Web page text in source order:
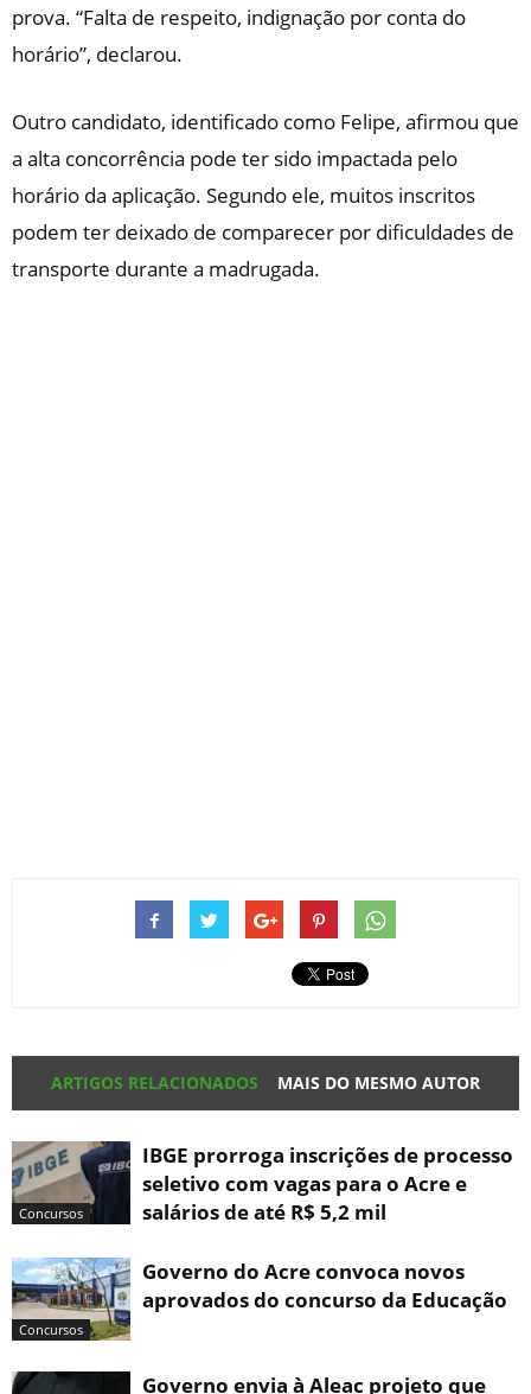
prova. “Falta de respeito, indignação por conta do
horário”, declarou.
Outro candidato, identificado como Felipe, afirmou que
a alta concorrência pode ter sido impactada pelo
horário da aplicação. Segundo ele, muitos inscritos
podem ter deixado de comparecer por dificuldades de
transporte durante a madrugada.
ARTIGOS RELACIONADOS MAIS DO MESMO AUTOR
Concursos
IBGE prorroga inscrições de processo
seletivo com vagas para o Acre e
salários de até R$ 5,2 mil
Concursos
Governo do Acre convoca novos
aprovados do concurso da Educação
Governo envia à Aleac projeto que